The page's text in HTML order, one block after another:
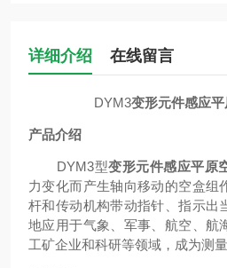
详细介绍 在线留言
DYM3变形元件感应
产品介绍
DYM3型变形元件感应平原
力变化而产生轴向移动的空盒组
杆和传动机构带动指针、指示出
地应用于气象、军事、航空、航
工矿企业和科研等领域，成为测